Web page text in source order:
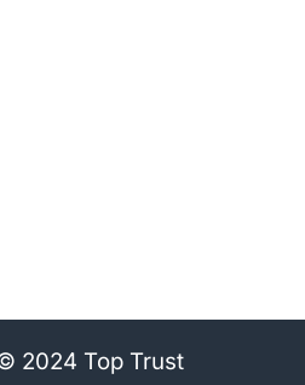
2024 Top Trust